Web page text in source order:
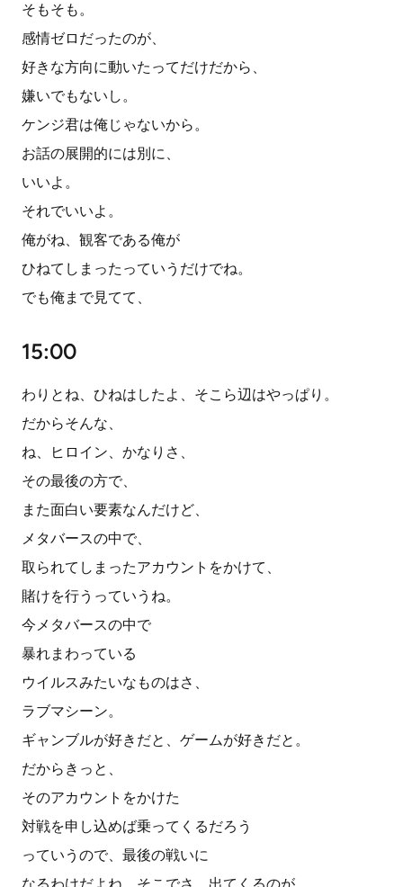
そもそも。
感情ゼロだったのが、
好きな方向に動いたってだけだから、
嫌いでもないし。
ケンジ君は俺じゃないから。
お話の展開的には別に、
いいよ。
それでいいよ。
俺がね、観客である俺が
ひねてしまったっていうだけでね。
でも俺まで見てて、
15:00
わりとね、ひねはしたよ、そこら辺はやっぱり。
だからそんな、
ね、ヒロイン、かなりさ、
その最後の方で、
また面白い要素なんだけど、
メタバースの中で、
取られてしまったアカウントをかけて、
賭けを行うっていうね。
今メタバースの中で
暴れまわっている
ウイルスみたいなものはさ、
ラブマシーン。
ギャンブルが好きだと、ゲームが好きだと。
だからきっと、
そのアカウントをかけた
対戦を申し込めば乗ってくるだろう
っていうので、最後の戦いに